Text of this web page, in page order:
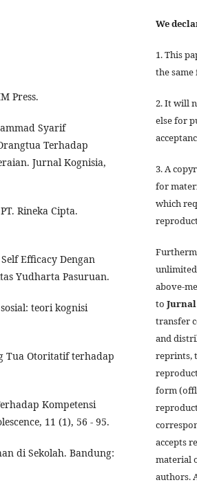
Press.
Syarif
Terhadap
Jurnal Kognisia,
Rineka Cipta.
Efficacy Dengan
Yudharta Pasuruan.
teori kognisi
Tua Otoritatif terhadap
Kompetensi
11 (1), 56 - 95.
di Sekolah. Bandung:
We
1. This
the
2. It will
else for
3. A
for
which
above-
to Jurnal
transfer
and
reprints,
form
accepts
material
authors.